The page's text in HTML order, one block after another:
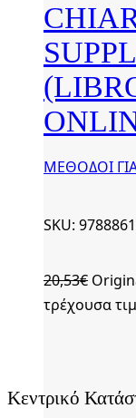
ΜΕΘΟΔΟΙ
SKU:
20,53€
τρέχουσα
Κεντρικό